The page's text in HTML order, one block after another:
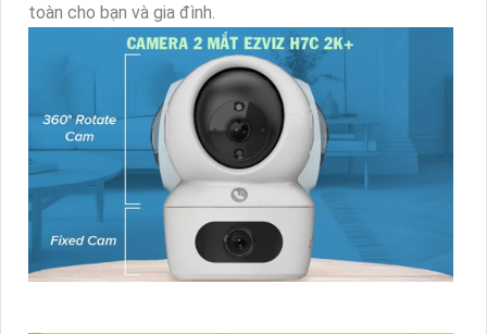
toàn cho bạn và gia đình.